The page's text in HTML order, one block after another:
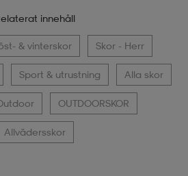
innehåll
& vinterskor Skor - Herr
Sport & utrustning Alla skor
OUTDOORSKOR
Allvädersskor